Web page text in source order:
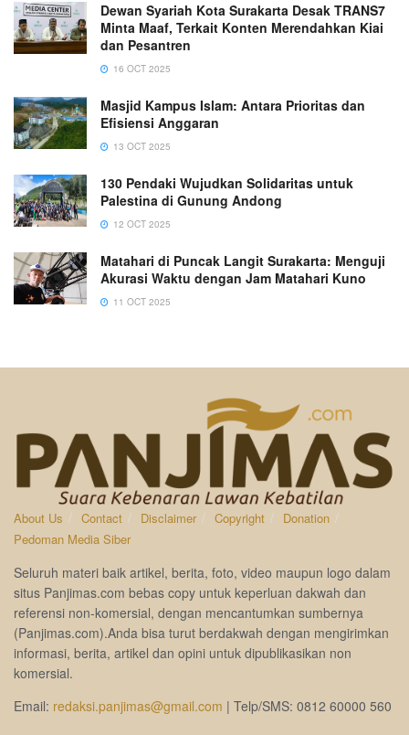
Dewan Syariah Kota Surakarta Desak TRANS7
Minta Maaf, Terkait Konten Merendahkan Kiai
dan Pesantren
16 OCT 2025
Masjid Kampus Islam: Antara Prioritas dan
Efisiensi Anggaran
13 OCT 2025
130 Pendaki Wujudkan Solidaritas untuk
Palestina di Gunung Andong
12 OCT 2025
Matahari di Puncak Langit Surakarta: Menguji
Akurasi Waktu dengan Jam Matahari Kuno
11 OCT 2025
About Us Contact Disclaimer Copyright
Donation
Pedoman Media Siber
Seluruh materi baik artikel, berita, foto, video maupun logo dalam
situs Panjimas.com bebas copy untuk keperluan dakwah dan
referensi non-komersial, dengan mencantumkan sumbernya
(Panjimas.com).Anda bisa turut berdakwah dengan mengirimkan
informasi, berita, artikel dan opini untuk dipublikasikan non
komersial.
Email: redaksi.panjimas@gmail.com | Telp/SMS: 0812 60000 560